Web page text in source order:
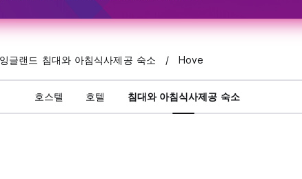
잉글랜드 침대와 아침식사제공 숙소 Hove
호스텔 호텔 침대와 아침식사제공 숙소